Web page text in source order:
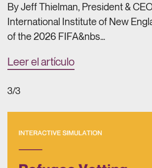
By Jeff Thielman, President &
International Institute of New
of the 2026 FIFA&nbs…
Leer el artículo
3/3